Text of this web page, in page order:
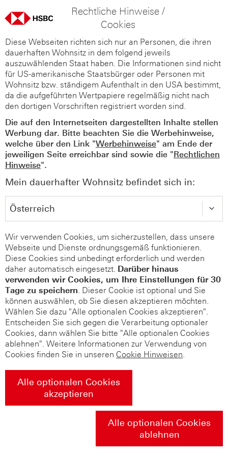
Rechtliche Hinweise /
Cookies
Diese Webseiten richten sich nur an Personen, die ihren
dauerhaften Wohnsitz in dem folgend jeweils
auszuwählenden Staat haben. Die Informationen sind nicht
für US-amerikanische Staatsbürger oder Personen mit
Wohnsitz bzw. ständigem Aufenthalt in den USA bestimmt,
da die aufgeführten Wertpapiere regelmäßig nicht nach
den dortigen Vorschriften registriert worden sind.
Die auf den Internetseiten dargestellten Inhalte stellen
Werbung dar. Bitte beachten Sie die Werbehinweise,
welche über den Link "Werbehinweise" am Ende der
jeweiligen Seite erreichbar sind sowie die "Rechtlichen
Hinweise".
Mein dauerhafter Wohnsitz befindet sich in:
Wir verwenden Cookies, um sicherzustellen, dass unsere
Webseite und Dienste ordnungsgemäß funktionieren.
Diese Cookies sind unbedingt erforderlich und werden
daher automatisch eingesetzt. Darüber hinaus
verwenden wir Cookies, um Ihre Einstellungen für 30
Tage zu speichern. Dieser Cookie ist optional und Sie
können auswählen, ob Sie diesen akzeptieren möchten.
Wählen Sie dazu "Alle optionalen Cookies akzeptieren".
Entscheiden Sie sich gegen die Verarbeitung optionaler
Cookies, dann wählen Sie bitte "Alle optionalen Cookies
ablehnen". Weitere Informationen zur Verwendung von
Cookies finden Sie in unseren Cookie Hinweisen.
Alle optionalen Cookies
akzeptieren
Alle optionalen Cookies
ablehnen